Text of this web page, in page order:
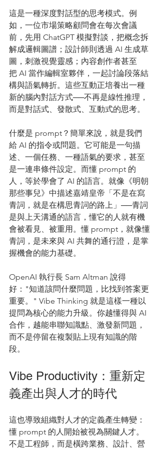
這是一種深度對話型的思考模式。例
如，一位市場策略顧問會在每次會議
前，先用 ChatGPT 模擬對談，把概念拆
解成邏輯圖譜；設計師則透過 AI 生成草
圖，刺激視覺靈感；內容創作者甚至
把 AI 當作編輯室夥伴，一起討論段落結
構與語氣轉折。這些互動正培養出一種
新的腦內對話方式──不再是線性推理，
而是對話式、發散式、互動式的思考。
什麼是 prompt？簡單來說，就是我們
給 AI 的指令或問題。它可能是一句描
述、一個任務、一種語氣的要求，甚至
是一連串條件設定。而懂 prompt 的
人，等於學會了 AI 的語言。就像《明朝
那些事兒》中描述嘉靖皇帝「不是在寫
青詞，就是在構思青詞的路上」──青詞
是與上天溝通的語言，懂它的人就有機
會被看見、被重用。懂 prompt，就像懂
青詞，是未來與 AI 共舞的通行證，是掌
握機會的能力基礎。
OpenAI 執行長 Sam Altman 說得
好："知道該問什麼問題，比找到答案更
重要。" Vibe Thinking 就是這樣一種以
提問為核心的能力升級。你越懂得與 AI
合作，越能串聯知識點、激發新問題，
而不是停留在複製貼上現有知識的階
段。
Vibe Productivity：重新定
義產出與人才的時代
這也導致組織對人才的定義產生轉變：
懂 prompt 的人開始被視為關鍵人才。
不是工程師，而是橫跨業務、設計、營